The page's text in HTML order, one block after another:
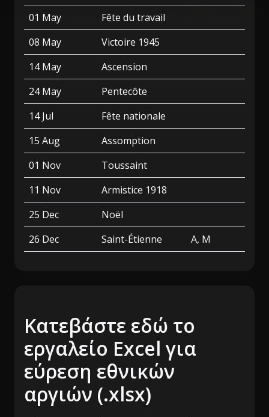
01 May
Fête du travail
08 May
Victoire 1945
14 May
Ascension
24 May
Pentecôte
14 Jul
Fête nationale
15 Aug
Assomption
01 Nov
Toussaint
11 Nov
Armistice 1918
25 Dec
Noël
26 Dec
Saint-Étienne A, M
Κατεβάστε εδώ το
εργαλείο Excel για
εύρεση εθνικών
αργιών (.xlsx)